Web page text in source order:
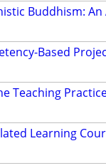
Buddhism:
Based
Teaching
Learning